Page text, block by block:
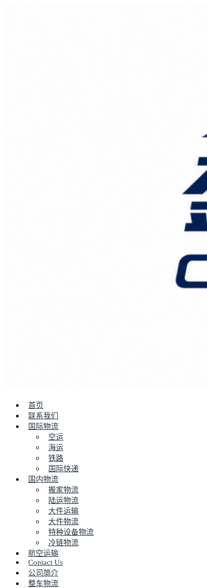
首页
联系我们
国际物流
空运
海运
铁路
国际快递
国内物流
搬家物流
陆运物流
大件运输
大件物流
特种设备物流
冷链物流
航空运输
Contact Us
公司简介
整车物流